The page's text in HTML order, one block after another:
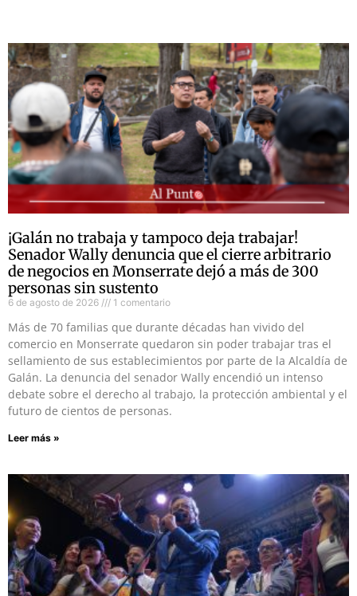
¡Galán no trabaja y tampoco deja trabajar!
Senador Wally denuncia que el cierre arbitrario
de negocios en Monserrate dejó a más de 300
personas sin sustento
6 de agosto de 2026 1 comentario
Más de 70 familias que durante décadas han vivido del
comercio en Monserrate quedaron sin poder trabajar tras el
sellamiento de sus establecimientos por parte de la Alcaldía de
Galán. La denuncia del senador Wally encendió un intenso
debate sobre el derecho al trabajo, la protección ambiental y el
futuro de cientos de personas.
Leer más »